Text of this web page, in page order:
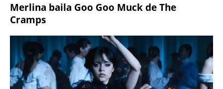
Merlina baila Goo Goo Muck de The
Cramps